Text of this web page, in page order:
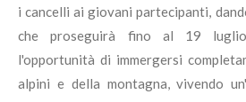
i cancelli ai giovani partecipanti,
che proseguirà fino al 19
l'opportunità di immergersi
alpini e della montagna, vivendo